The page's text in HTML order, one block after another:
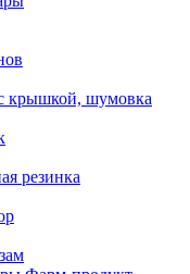
крышкой, шумовка
резинка